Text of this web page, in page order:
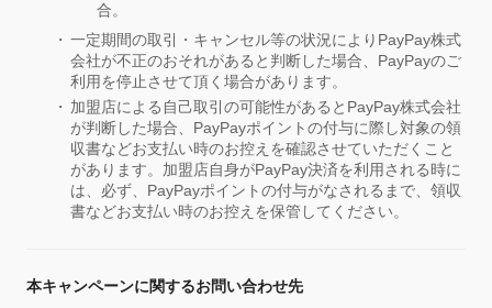
合。
一定期間の取引・キャンセル等の状況によりPayPay株式
会社が不正のおそれがあると判断した場合、PayPayのご
利用を停止させて頂く場合があります。
加盟店による自己取引の可能性があるとPayPay株式会社
が判断した場合、PayPayポイントの付与に際し対象の領
収書などお支払い時のお控えを確認させていただくこと
があります。加盟店自身がPayPay決済を利用される時に
は、必ず、PayPayポイントの付与がなされるまで、領収
書などお支払い時のお控えを保管してください。
本キャンペーンに関するお問い合わせ先